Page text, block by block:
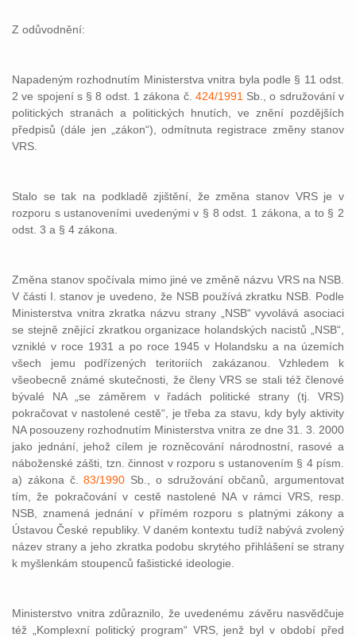
Z odůvodnění:
Napadeným rozhodnutím Ministerstva vnitra byla podle § 11 odst.
2 ve spojení s § 8 odst. 1 zákona č. 424/1991 Sb., o sdružování v
politických stranách a politických hnutích, ve znění pozdějších
předpisů (dále jen „zákon“), odmítnuta registrace změny stanov
VRS.
Stalo se tak na podkladě zjištění, že změna stanov VRS je v
rozporu s ustanoveními uvedenými v § 8 odst. 1 zákona, a to § 2
odst. 3 a § 4 zákona.
Změna stanov spočívala mimo jiné ve změně názvu VRS na NSB.
V části I. stanov je uvedeno, že NSB používá zkratku NSB. Podle
Ministerstva vnitra zkratka názvu strany „NSB“ vyvolává asociaci
se stejně znějící zkratkou organizace holandských nacistů „NSB“,
vzniklé v roce 1931 a po roce 1945 v Holandsku a na územích
všech jemu podřízených teritoriích zakázanou. Vzhledem k
všeobecně známé skutečnosti, že členy VRS se stali též členové
bývalé NA „se záměrem v řadách politické strany (tj. VRS)
pokračovat v nastolené cestě“, je třeba za stavu, kdy byly aktivity
NA posouzeny rozhodnutím Ministerstva vnitra ze dne 31. 3. 2000
jako jednání, jehož cílem je rozněcování národnostní, rasové a
náboženské zášti, tzn. činnost v rozporu s ustanovením § 4 písm.
a) zákona č.83/1990 Sb., o sdružování občanů, argumentovat
tím, že pokračování v cestě nastolené NA v rámci VRS, resp.
NSB, znamená jednání v přímém rozporu s platnými zákony a
Ústavou České republiky. V daném kontextu tudíž nabývá zvolený
název strany a jeho zkratka podobu skrytého přihlášení se strany
k myšlenkám stoupenců fašistické ideologie.
Ministerstvo vnitra zdůraznilo, že uvedenému závěru nasvědčuje
též „Komplexní politický program“ VRS, jenž byl v období před